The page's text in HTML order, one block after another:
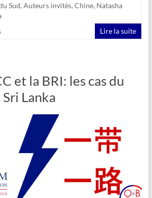
Sud, Auteurs invités, Chine, Natasha
Lire la suite
et la BRI: les cas du
Lanka